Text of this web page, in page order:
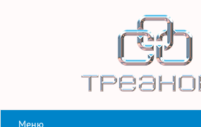
Меню